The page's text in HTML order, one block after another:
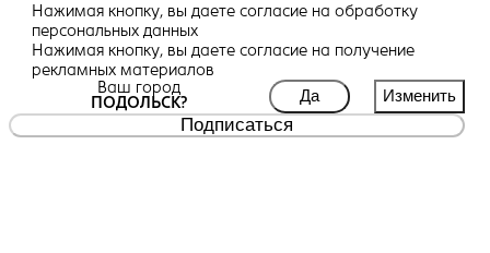
Нажимая кнопку, вы даете согласие на обработку
персональных данных
Нажимая кнопку, вы даете согласие на получение
рекламных материалов
Ваш город
ПОДОЛЬСК?
Да Изменить
Подписаться